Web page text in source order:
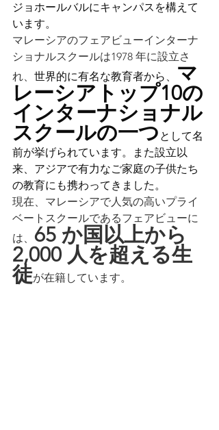
ジョホールバルにキャンパスを構えて
います。
マレーシアのフェアビューインターナ
ショナルスクールは1978 年に設立さ
れ、 世界的に有名な教育者から、
マ
レーシアトップ10の
インターナショナル
スクールの一つ として名
前が挙げられています。また設立以
来、アジアで有力なご家庭の子供たち
の教育にも携わってきました。
現在、マレーシアで人気の高いプライ
ベートスクールであるフェアビューに
は、 65 か国以上から
2,000 人を超える生
徒が在籍しています。